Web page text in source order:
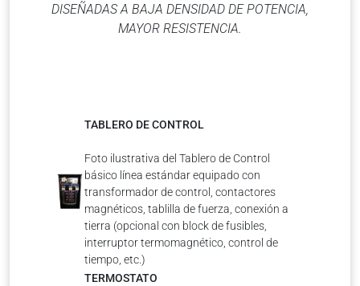
DISEÑADAS A BAJA DENSIDAD DE POTENCIA,
MAYOR RESISTENCIA.
TABLERO DE CONTROL
Foto ilustrativa del Tablero de Control
básico línea estándar equipado con
transformador de control, contactores
magnéticos, tablilla de fuerza, conexión a
tierra (opcional con block de fusibles,
interruptor termomagnético, control de
tiempo, etc.)
TERMOSTATO